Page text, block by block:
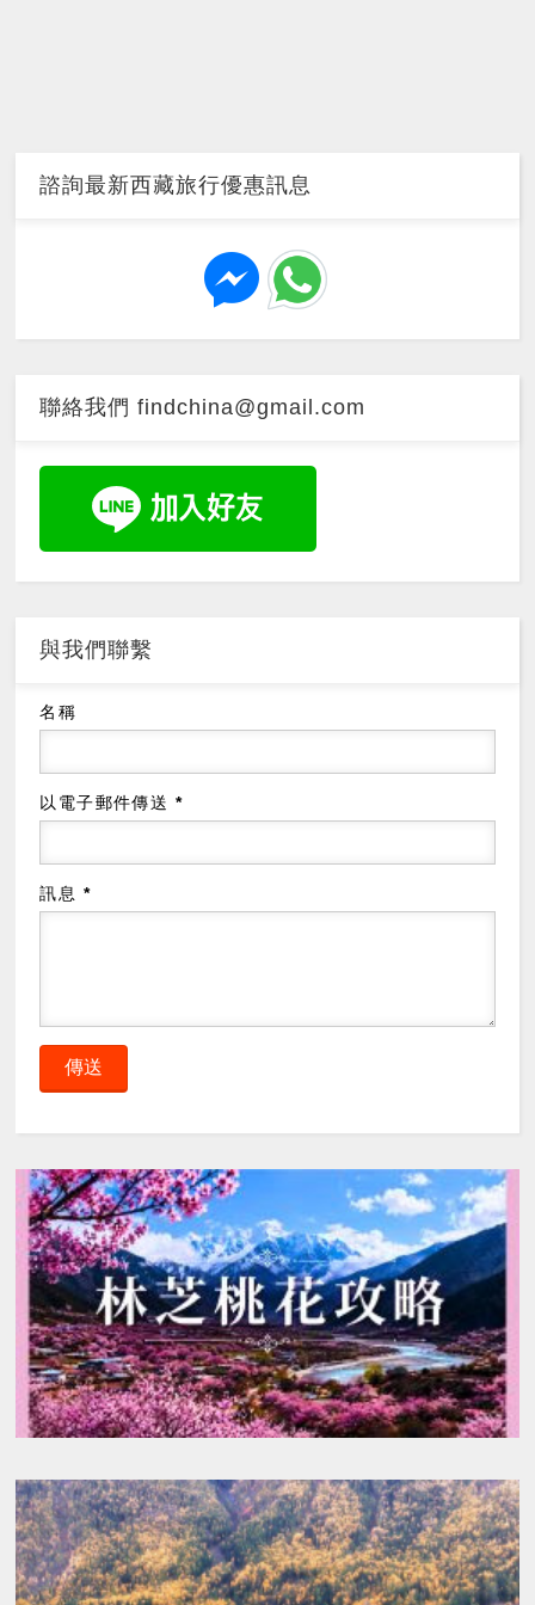
諮詢最新西藏旅行優惠訊息
聯絡我們 findchina@gmail.com
與我們聯繫
名稱
以電子郵件傳送 *
訊息 *